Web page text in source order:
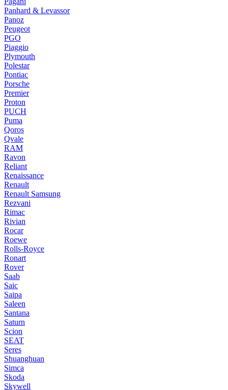
Panhard & Levassor
Panoz
Peugeot
PGO
Piaggio
Plymouth
Polestar
Pontiac
Porsche
Premier
Proton
PUCH
Puma
Qoros
Qvale
RAM
Ravon
Reliant
Renaissance
Renault
Renault Samsung
Rezvani
Rimac
Rivian
Rocar
Roewe
Rolls-Royce
Ronart
Rover
Saab
Saic
Saipa
Saleen
Santana
Saturn
Scion
SEAT
Seres
Shuanghuan
Simca
Skoda
Skywell